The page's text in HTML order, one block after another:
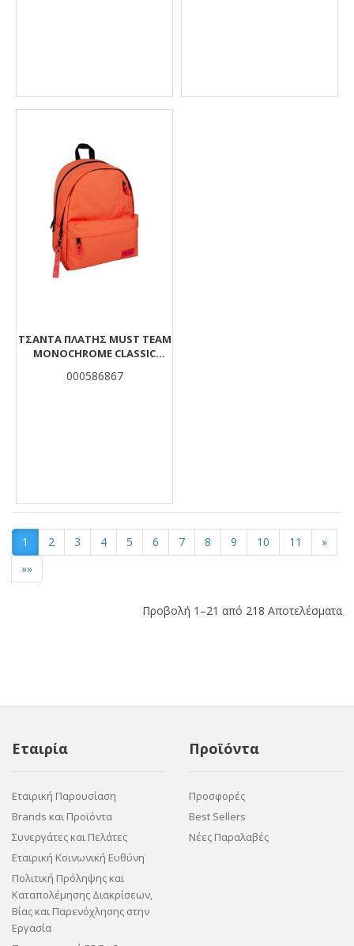
ΤΣΆΝΤΑ ΠΛΆΤΗΣ MUST TEAM
MONOCHROME CLASSIC
ΚΕΝΤΡΙΚΈΣ ΘΉΚΕΣ
000586867
1 2 3 4 5 6 7 8 9 10 11
»
»»
Προβολή 1–21 από 218 Αποτελέσματα
Εταιρία
Εταιρική Παρουσίαση
Brands και Προϊόντα
Συνεργάτες και Πελάτες
Εταιρική Κοινωνική Ευθύνη
Πολιτική Πρόληψης και
Καταπολέμησης Διακρίσεων,
Βίας και Παρενόχλησης στην
Εργασία
Προϊόντα
Προσφορές
Best Sellers
Νέες Παραλαβές